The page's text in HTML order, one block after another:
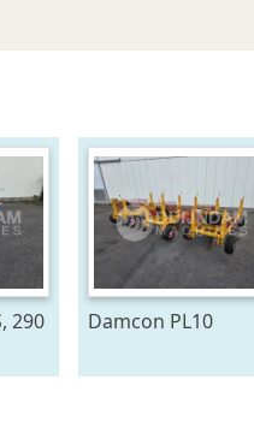
290
Damcon PL10
bomen